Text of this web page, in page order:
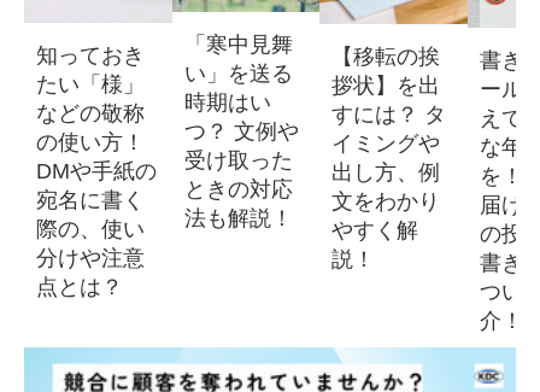
知っておき
たい「様」
などの敬称
の使い方！
DMや手紙の
宛名に書く
際の、使い
分けや注意
点とは？
「寒中見舞
い」を送る
時期はい
つ？ 文例や
受け取った
ときの対応
法も解説！
【移転の挨
拶状】を出
すには？ タ
イミングや
出し方、例
文をわかり
やすく解
説！
書き
ール
えて
な年
を！
届け
の投
書き
つい
介！